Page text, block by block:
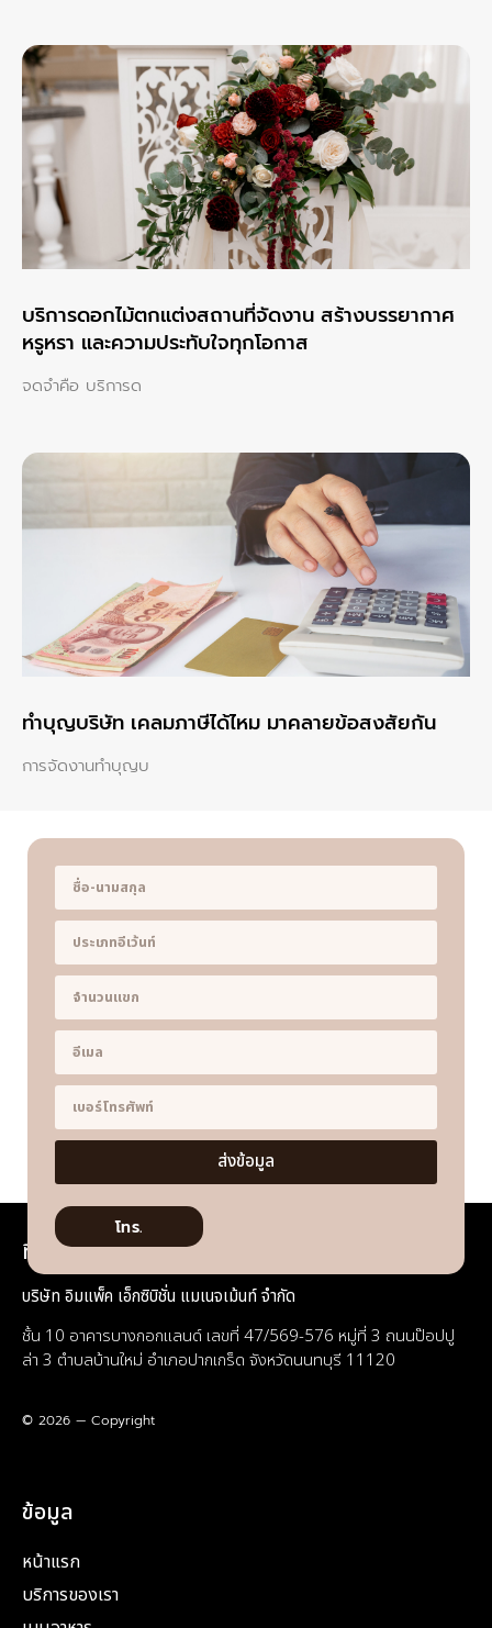
บริการดอกไม้ตกแต่งสถานที่จัดงาน สร้างบรรยากาศ
หรูหรา และความประทับใจทุกโอกาส
จดจำคือ บริการด
ทําบุญบริษัท เคลมภาษีได้ไหม มาคลายข้อสงสัยกัน
การจัดงานทำบุญบ
ส่งข้อมูล
โทร.
ที่อยู่
บริษัท อิมแพ็ค เอ็กซิบิชั่น แมเนจเม้นท์ จำกัด
ชั้น 10 อาคารบางกอกแลนด์ เลขที่ 47/569-576 หมู่ที่ 3 ถนนป๊อปปู
ล่า 3 ตำบลบ้านใหม่ อำเภอปากเกร็ด จังหวัดนนทบุรี 11120
© 2026 — Copyright
ข้อมูล
หน้าแรก
บริการของเรา